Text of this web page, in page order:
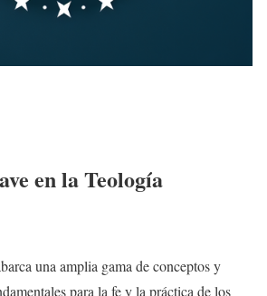
en la Teología
una amplia gama de conceptos y
para la fe y la práctica de los